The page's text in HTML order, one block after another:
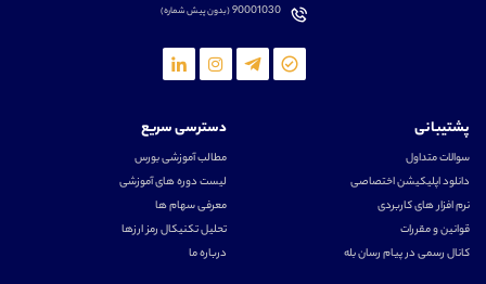
90001030(بدون پیش شماره)
پشتیبانی
سوالات متداول
دانلود اپلیکیشن اختصاصی
نرم افزار های کاربردی
قوانین و مقررات
کانال رسمی در پیام رسان بله
دسترسی سریع
مطالب آموزشی بورس
لیست دوره های آموزشی
معرفی سهام ها
تحلیل تکنیکال رمز ارزها
درباره ما